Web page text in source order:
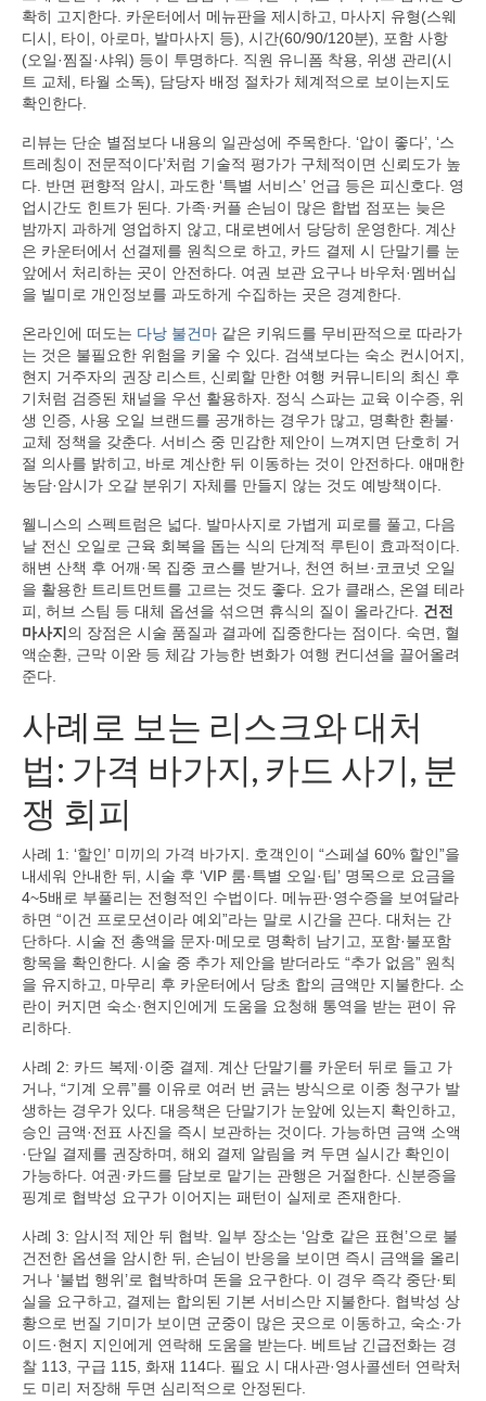
확히 고지한다. 카운터에서 메뉴판을 제시하고, 마사지 유형(스웨
디시, 타이, 아로마, 발마사지 등), 시간(60/90/120분), 포함 사항
(오일·찜질·샤워) 등이 투명하다. 직원 유니폼 착용, 위생 관리(시
트 교체, 타월 소독), 담당자 배정 절차가 체계적으로 보이는지도
확인한다.
리뷰는 단순 별점보다 내용의 일관성에 주목한다. ‘압이 좋다’, ‘스
트레칭이 전문적이다’처럼 기술적 평가가 구체적이면 신뢰도가 높
다. 반면 편향적 암시, 과도한 ‘특별 서비스’ 언급 등은 피신호다. 영
업시간도 힌트가 된다. 가족·커플 손님이 많은 합법 점포는 늦은
밤까지 과하게 영업하지 않고, 대로변에서 당당히 운영한다. 계산
은 카운터에서 선결제를 원칙으로 하고, 카드 결제 시 단말기를 눈
앞에서 처리하는 곳이 안전하다. 여권 보관 요구나 바우처·멤버십
을 빌미로 개인정보를 과도하게 수집하는 곳은 경계한다.
온라인에 떠도는 다낭 불건마 같은 키워드를 무비판적으로 따라가
는 것은 불필요한 위험을 키울 수 있다. 검색보다는 숙소 컨시어지,
현지 거주자의 권장 리스트, 신뢰할 만한 여행 커뮤니티의 최신 후
기처럼 검증된 채널을 우선 활용하자. 정식 스파는 교육 이수증, 위
생 인증, 사용 오일 브랜드를 공개하는 경우가 많고, 명확한 환불·
교체 정책을 갖춘다. 서비스 중 민감한 제안이 느껴지면 단호히 거
절 의사를 밝히고, 바로 계산한 뒤 이동하는 것이 안전하다. 애매한
농담·암시가 오갈 분위기 자체를 만들지 않는 것도 예방책이다.
웰니스의 스펙트럼은 넓다. 발마사지로 가볍게 피로를 풀고, 다음
날 전신 오일로 근육 회복을 돕는 식의 단계적 루틴이 효과적이다.
해변 산책 후 어깨·목 집중 코스를 받거나, 천연 허브·코코넛 오일
을 활용한 트리트먼트를 고르는 것도 좋다. 요가 클래스, 온열 테라
피, 허브 스팀 등 대체 옵션을 섞으면 휴식의 질이 올라간다. 건전
마사지 의 장점은 시술 품질과 결과에 집중한다는 점이다. 숙면, 혈
액순환, 근막 이완 등 체감 가능한 변화가 여행 컨디션을 끌어올려
준다.
사례로 보는 리스크와 대처
법: 가격 바가지, 카드 사기, 분
쟁 회피
사례 1: ‘할인’ 미끼의 가격 바가지. 호객인이 “스페셜 60% 할인”을
내세워 안내한 뒤, 시술 후 ‘VIP 룸·특별 오일·팁’ 명목으로 요금을
4~5배로 부풀리는 전형적인 수법이다. 메뉴판·영수증을 보여달라
하면 “이건 프로모션이라 예외”라는 말로 시간을 끈다. 대처는 간
단하다. 시술 전 총액을 문자·메모로 명확히 남기고, 포함·불포함
항목을 확인한다. 시술 중 추가 제안을 받더라도 “추가 없음” 원칙
을 유지하고, 마무리 후 카운터에서 당초 합의 금액만 지불한다. 소
란이 커지면 숙소·현지인에게 도움을 요청해 통역을 받는 편이 유
리하다.
사례 2: 카드 복제·이중 결제. 계산 단말기를 카운터 뒤로 들고 가
거나, “기계 오류”를 이유로 여러 번 긁는 방식으로 이중 청구가 발
생하는 경우가 있다. 대응책은 단말기가 눈앞에 있는지 확인하고,
승인 금액·전표 사진을 즉시 보관하는 것이다. 가능하면 금액 소액
·단일 결제를 권장하며, 해외 결제 알림을 켜 두면 실시간 확인이
가능하다. 여권·카드를 담보로 맡기는 관행은 거절한다. 신분증을
핑계로 협박성 요구가 이어지는 패턴이 실제로 존재한다.
사례 3: 암시적 제안 뒤 협박. 일부 장소는 ‘암호 같은 표현’으로 불
건전한 옵션을 암시한 뒤, 손님이 반응을 보이면 즉시 금액을 올리
거나 ‘불법 행위’로 협박하며 돈을 요구한다. 이 경우 즉각 중단·퇴
실을 요구하고, 결제는 합의된 기본 서비스만 지불한다. 협박성 상
황으로 번질 기미가 보이면 군중이 많은 곳으로 이동하고, 숙소·가
이드·현지 지인에게 연락해 도움을 받는다. 베트남 긴급전화는 경
찰 113, 구급 115, 화재 114다. 필요 시 대사관·영사콜센터 연락처
도 미리 저장해 두면 심리적으로 안정된다.